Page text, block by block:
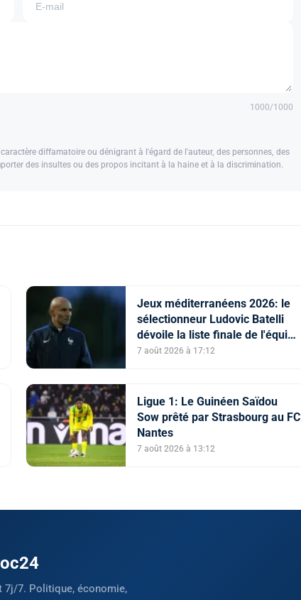
1000/1000
diffamatoire ou dénigrant à l'égard de l'auteur, des personnes, des
des insultes ou des propos incitant à la haine et à la discrimination.
Jeux méditerranéens 2026: le
sélectionneur Ludovic Batelli
dévoile la liste finale de l'équipe
nationale U20
7 août 2026 à 17:12
Ligue 1: Le Guinéen Saïdou
Sow prêté par Strasbourg au FC
Nantes
7 août 2026 à 13:12
7j/7. Politique, économie,